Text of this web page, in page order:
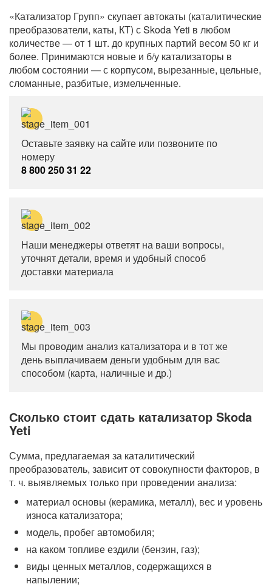
«Катализатор Групп» скупает автокаты (каталитические
преобразователи, каты, КТ) с Skoda Yeti в любом
количестве — от 1 шт. до крупных партий весом 50 кг и
более. Принимаются новые и б/у катализаторы в
любом состоянии — с корпусом, вырезанные, цельные,
сломанные, разбитые, измельченные.
Оставьте заявку на сайте или позвоните по
номеру
8 800 250 31 22
Наши менеджеры ответят на ваши вопросы,
уточнят детали, время и удобный способ
доставки материала
Мы проводим анализ катализатора и в тот же
день выплачиваем деньги удобным для вас
способом (карта, наличные и др.)
Сколько стоит сдать катализатор Skoda
Yeti
Сумма, предлагаемая за каталитический
преобразователь, зависит от совокупности факторов, в
т. ч. выявляемых только при проведении анализа:
материал основы (керамика, металл), вес и уровень
износа катализатора;
модель, пробег автомобиля;
на каком топливе ездили (бензин, газ);
виды ценных металлов, содержащихся в
напылении;